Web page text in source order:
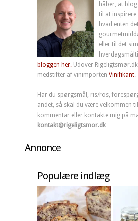
håber, at
til at inspirere
hvad enten
eller til det
bloggen her. Udover
medstifter af vinimporten Vinifikant.
Har du spørgsmål, ris/ros,
andet, så skal du være velkommen
kommentar eller kontakte mig på
kontakt@rigeligtsmor.dk
Annonce
Populære indlæg